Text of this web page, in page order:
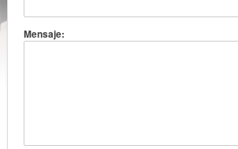
Mensaje: